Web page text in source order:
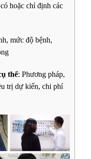
hoặc chỉ định các
mức độ bệnh,
thể: Phương pháp,
trị dự kiến, chi phí